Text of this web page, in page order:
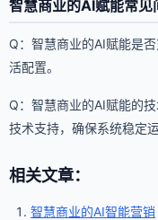
智慧商业的AI赋能常见
Q：智慧商业的AI赋能是
活配置。
Q：智慧商业的AI赋能的
技术支持，确保系统稳定运
相关文章：
智慧商业的AI智能营销